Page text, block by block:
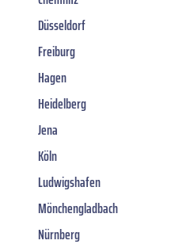
Düsseldorf
Freiburg
Hagen
Heidelberg
Jena
Köln
Ludwigshafen
Mönchengladbach
Nürnberg